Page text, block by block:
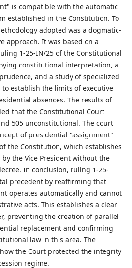
is compatible with the automatic
established in the Constitution. To
adopted was a dogmatic-
approach. It was based on a
1-25-IN/25 of the Constitutional
constitutional interpretation, a
and a study of specialized
establish the limits of executive
absences. The results of
that the Constitutional Court
505 unconstitutional. The court
of presidential "assignment"
the Constitution, which establishes
the Vice President without the
In conclusion, ruling 1-25-
precedent by reaffirming that
operates automatically and cannot
acts. This establishes a clear
preventing the creation of parallel
replacement and confirming
law in this area. The
the Court protected the integrity
regime.